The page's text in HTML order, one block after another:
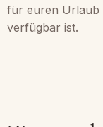
für euren Urlaub
verfügbar ist.